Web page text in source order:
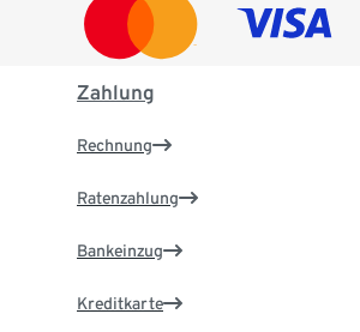
Zahlung
Rechnung
Ratenzahlung
Bankeinzug
Kreditkarte